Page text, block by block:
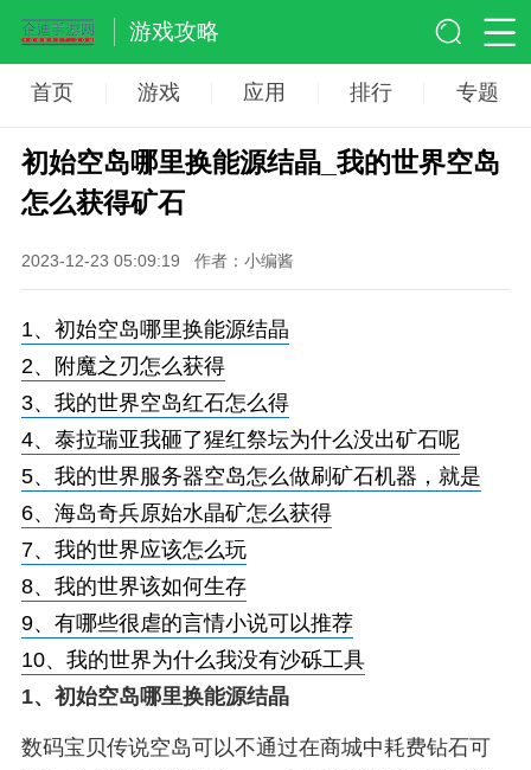
游戏攻略
首页 游戏 应用 排行 专题
初始空岛哪里换能源结晶_我的世界空岛
怎么获得矿石
2023-12-23 05:09:19 作者：小编酱
1、 初始空岛哪里换能源结晶
2、 附魔之刃怎么获得
3、 我的世界空岛红石怎么得
4、 泰拉瑞亚我砸了猩红祭坛为什么没出矿石呢
5、 我的世界服务器空岛怎么做刷矿石机器，就是
6、 海岛奇兵原始水晶矿怎么获得
7、 我的世界应该怎么玩
8、 我的世界该如何生存
9、 有哪些很虐的言情小说可以推荐
10、 我的世界为什么我没有沙砾工具
1、 初始空岛哪里换能源结晶
数码宝贝传说空岛可以不通过在商城中耗费钻石可